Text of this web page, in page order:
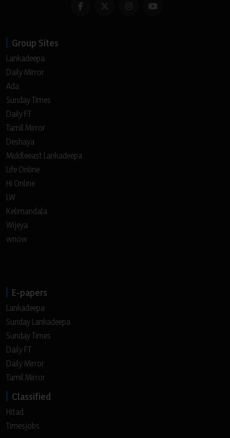
Group Sites
Lankadeepa
Daily Mirror
Ada
Sunday Times
Daily FT
Tamil Mirror
Deshaya
Middleeast Lankadeepa
Life Online
Hi Online
LW
Kelimandala
Wijeya
wnow
E-papers
Lankadeepa
Sunday Lankadeepa
Sunday Times
Daily FT
Daily Mirror
Tamil Mirror
Classified
Hitad
Timesjobs